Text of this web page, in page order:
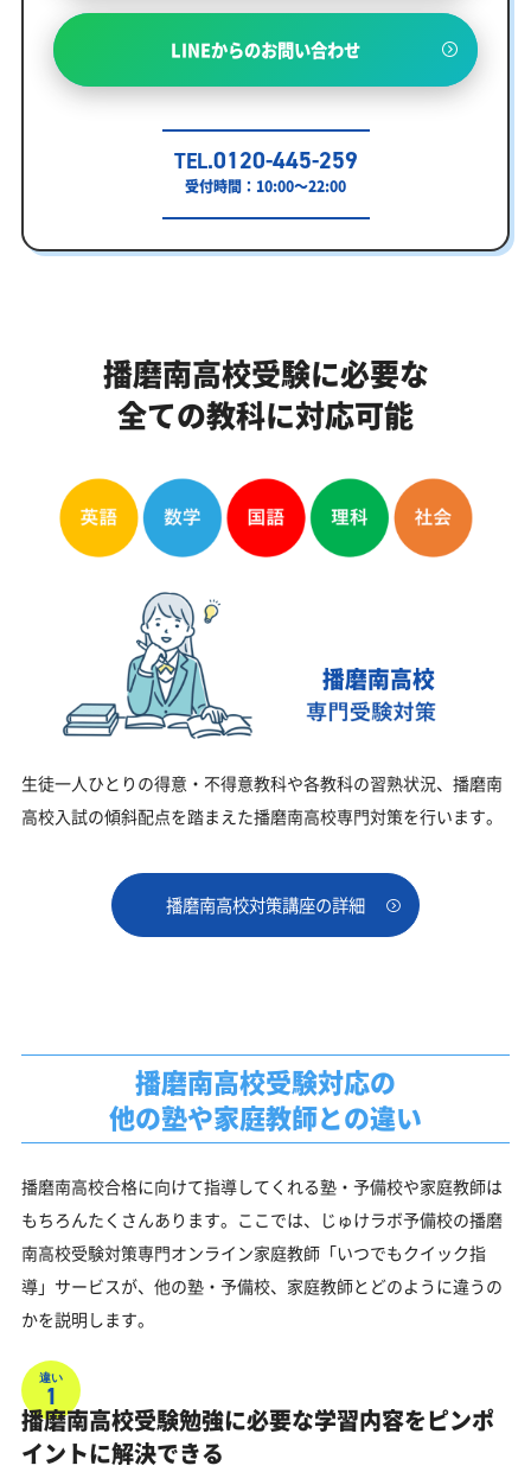
LINEからのお問い合わせ
TEL.0120-445-259
受付時間：10:00～22:00
播磨南高校受験に必要な
全ての教科に対応可能
播磨南高校
生徒一人ひとりの得意・不得意教科や各教科の習熟状況、播磨南
高校入試の傾斜配点を踏まえた播磨南高校専門対策を行います。
播磨南高校対策講座の詳細
播磨南高校受験対応の
他の塾や家庭教師との違い
播磨南高校合格に向けて指導してくれる塾・予備校や家庭教師は
もちろんたくさんあります。ここでは、じゅけラボ予備校の播磨
南高校受験対策専門オンライン家庭教師「いつでもクイック指
導」サービスが、他の塾・予備校、家庭教師とどのように違うの
かを説明します。
違い
1
播磨南高校受験勉強に必要な学習内容をピンポ
イントに解決できる